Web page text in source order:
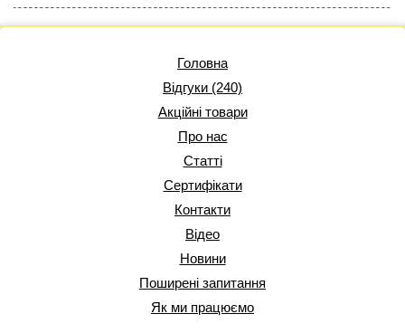
Головна
Відгуки (240)
Акційні товари
Про нас
Статті
Сертифікати
Контакти
Відео
Новини
Поширені запитання
Як ми працюємо